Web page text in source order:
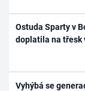
Ostuda Sparty v
doplatila na třesk
Vyhýbá se